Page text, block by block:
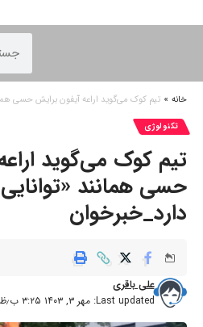
خانه » تیم کوک می‌گوید اراعه آیفون برایش حسی
تکنولوژی
تیم کوک می‌گوید
حسی همانند
دارد_خبرخوان
Last updated: مهر ۳, ۱۴۰۳ ۳:۲۵ ب٫ظ
علی باقری